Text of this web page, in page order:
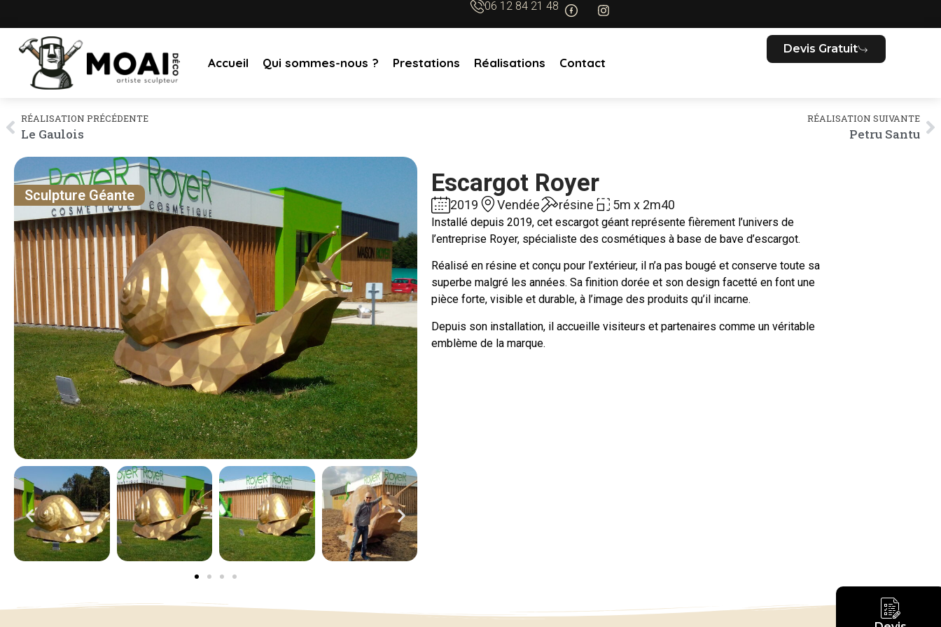
06 12 84 21 48
Accueil Qui sommes-nous ? Prestations Réalisations Contact
Devis Gratuit
RÉALISATION PRÉCÉDENTE
Le Gaulois
RÉALISATION SUIVANTE
Petru Santu
Sculpture Géante Escargot Royer
2019 Vendée résine 5m x 2m40
Installé depuis 2019, cet escargot géant représente fièrement l’univers de
l’entreprise Royer, spécialiste des cosmétiques à base de bave d’escargot.
Réalisé en résine et conçu pour l’extérieur, il n’a pas bougé et conserve toute sa
superbe malgré les années. Sa finition dorée et son design facetté en font une
pièce forte, visible et durable, à l’image des produits qu’il incarne.
Depuis son installation, il accueille visiteurs et partenaires comme un véritable
emblème de la marque.